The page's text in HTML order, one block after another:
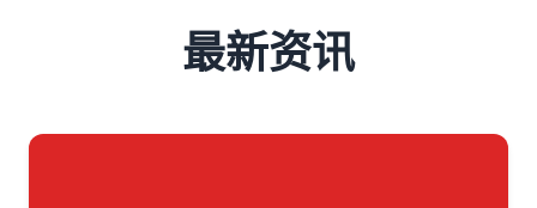
最新资讯